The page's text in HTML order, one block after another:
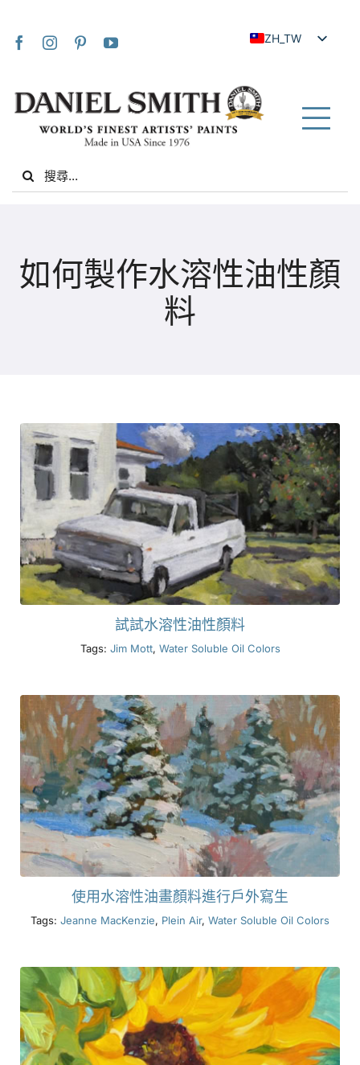
ZH_TW
FR
VI
活動
部落格
資源
訂閱
Search
for:
如何製作水溶性油性顏
料
試試水溶性油性顏料
Tags: Jim Mott, Water Soluble Oil Colors
使用水溶性油畫顏料進行戶外寫生
Tags: Jeanne MacKenzie, Plein Air, Water Soluble Oil Colors